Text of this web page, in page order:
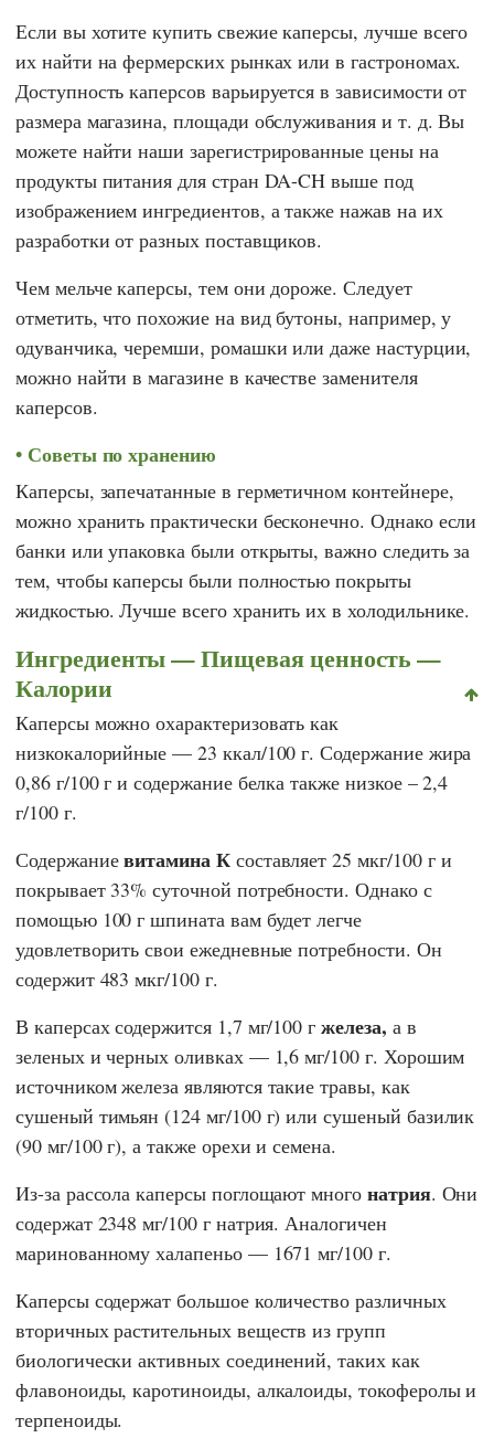
Если вы хотите купить свежие каперсы, лучше всего
их найти на фермерских рынках или в гастрономах.
Доступность каперсов варьируется в зависимости от
размера магазина, площади обслуживания и т. д. Вы
можете найти наши зарегистрированные цены на
продукты питания для стран DA-CH выше под
изображением ингредиентов, а также нажав на их
разработки от разных поставщиков.
Чем мельче каперсы, тем они дороже. Следует
отметить, что похожие на вид бутоны, например, у
одуванчика, черемши, ромашки или даже настурции,
можно найти в магазине в качестве заменителя
каперсов.
Советы по хранению
Каперсы, запечатанные в герметичном контейнере,
можно хранить практически бесконечно. Однако если
банки или упаковка были открыты, важно следить за
тем, чтобы каперсы были полностью покрыты
жидкостью. Лучше всего хранить их в холодильнике.
Ингредиенты — Пищевая ценность —
Калории
Каперсы можно охарактеризовать как
низкокалорийные — 23 ккал/100 г. Содержание жира
0,86 г/100 г и содержание белка также низкое – 2,4
г/100 г.
Содержаниевитамина Ксоставляет 25 мкг/100 г и
покрывает 33% суточной потребности. Однако с
помощью 100 г шпината вам будет легче
удовлетворить свои ежедневные потребности. Он
содержит 483 мкг/100 г.
В каперсах содержится 1,7 мг/100 гжелеза, а в
зеленых и черных оливках — 1,6 мг/100 г. Хорошим
источником железа являются такие травы, как
сушеный тимьян (124 мг/100 г) или сушеный базилик
(90 мг/100 г), а также орехи и семена.
Из-за рассола каперсы поглощают много натрия. Они
содержат 2348 мг/100 г натрия. Аналогичен
маринованному халапеньо — 1671 мг/100 г.
Каперсы содержат большое количество различных
вторичных растительных веществ из групп
биологически активных соединений, таких как
флавоноиды, каротиноиды, алкалоиды, токоферолы и
терпеноиды.